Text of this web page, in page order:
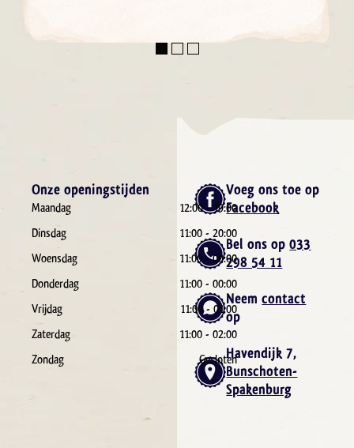
Voeg ons toe op
Facebook
Bel ons op033
298 54 11
Neemcontact
op
Havendijk 7,
Bunschoten-
Spakenburg
Onze openingstijden
Maandag
12:00 - 19:00
Dinsdag
11:00 - 20:00
Woensdag
11:00 - 00:00
Donderdag
11:00 - 00:00
Vrijdag
11:00 - 01:00
Zaterdag
11:00 - 02:00
Zondag
Gesloten